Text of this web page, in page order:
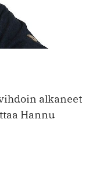
alkaneet
Hannu